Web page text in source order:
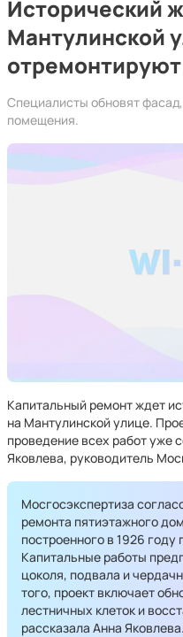
Исторический
Мантулинской
отремонтируют
Специалисты обновят
помещения.
Капитальный ремонт ждет
на Мантулинской улице.
проведение всех работ уже
Яковлева, руководитель
Мосгосэкспертиза
ремонта пятиэтажного
построенного в 1926
Капитальные работы
цоколя, подвала и
того, проект включает
лестничных клеток и
рассказала Анна Яковлева.